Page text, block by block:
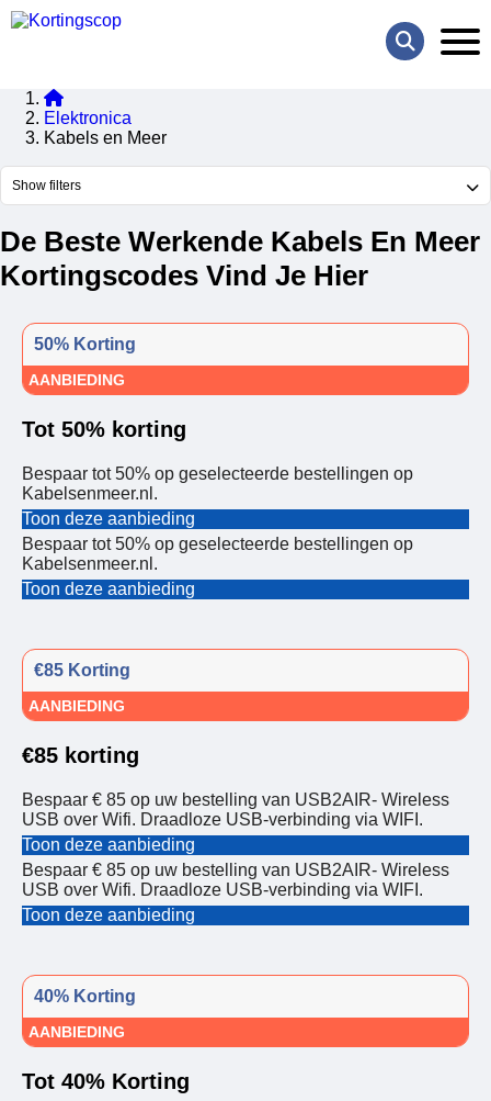
Elektronica
Kabels en Meer
Show filters
De Beste Werkende Kabels En Meer
Kortingscodes Vind Je Hier
50% Korting
AANBIEDING
Tot 50% korting
Bespaar tot 50% op geselecteerde bestellingen op
Kabelsenmeer.nl.
Toon deze aanbieding
Bespaar tot 50% op geselecteerde bestellingen op
Kabelsenmeer.nl.
Toon deze aanbieding
€85 Korting
AANBIEDING
€85 korting
Bespaar € 85 op uw bestelling van USB2AIR- Wireless
USB over Wifi. Draadloze USB-verbinding via WIFI.
Toon deze aanbieding
Bespaar € 85 op uw bestelling van USB2AIR- Wireless
USB over Wifi. Draadloze USB-verbinding via WIFI.
Toon deze aanbieding
40% Korting
AANBIEDING
Tot 40% Korting